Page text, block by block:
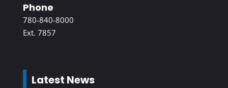
Phone
780-840-8000
Ext. 7857
Latest News